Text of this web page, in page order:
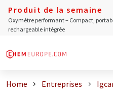
Produit de la semaine
Oxymètre performant – Compact,
rechargeable intégrée
Home Entreprises